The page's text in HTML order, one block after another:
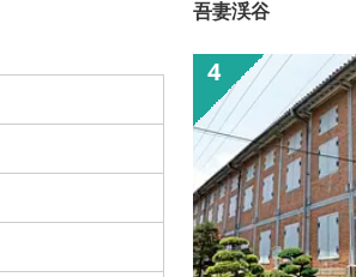
吾妻渓谷